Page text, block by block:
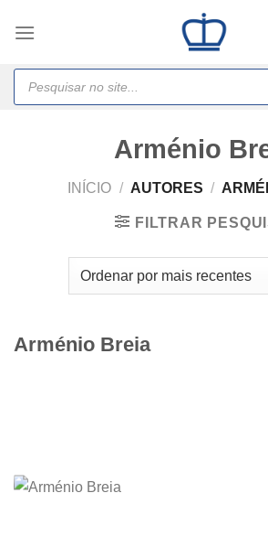
Products
search
Arménio
INÍCIO / AUTORES /
FILTRAR
Arménio Breia